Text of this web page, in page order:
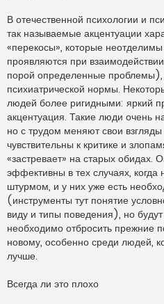
В отечественной психологии и
так называемые акцентуации
«перекосы», которые неотделимы
проявляются при
порой определенные проблемы),
психиатрической нормы.
людей более ригидными: яркий
акцентуация. Такие люди очень
но с трудом меняют свои
чувствительны к критике и
«застревает» на старых обидах.
эффективны в тех случаях, когда
штурмом, и у них уже есть
(инструменты тут понятие
виду и типы поведения), но
необходимо отбросить прежние
новому, особенно среди людей,
лучше.
Всегда ли это плохо